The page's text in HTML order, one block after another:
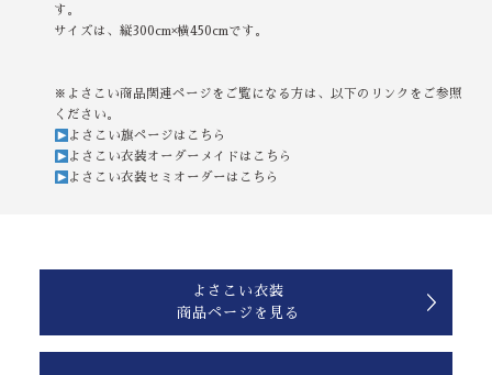
す。
サイズは、縦300cm×横450cmです。
※よさこい商品関連ページをご覧になる方は、以下のリンクをご参照
ください。
よさこい旗ページはこちら
よさこい衣装オーダーメイドはこちら
よさこい衣装セミオーダーはこちら
よさこい衣装
商品ページを見る